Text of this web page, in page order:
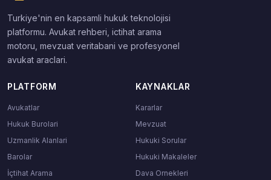
Turkiye'nin en kapsamli hukuk teknolojisi
platformu. Avukat rehberi, ictihat arama
motoru, mevzuat veritabani ve profesyonel
avukat araclari.
PLATFORM
Avukatlar
Hukuk Burolari
Uzmanlik Alanlari
Barolar
İçtihat Arama
KAYNAKLAR
Kararlar
Mevzuat
Hukuki Sorular
Hukuki Makaleler
Dava Ornekleri